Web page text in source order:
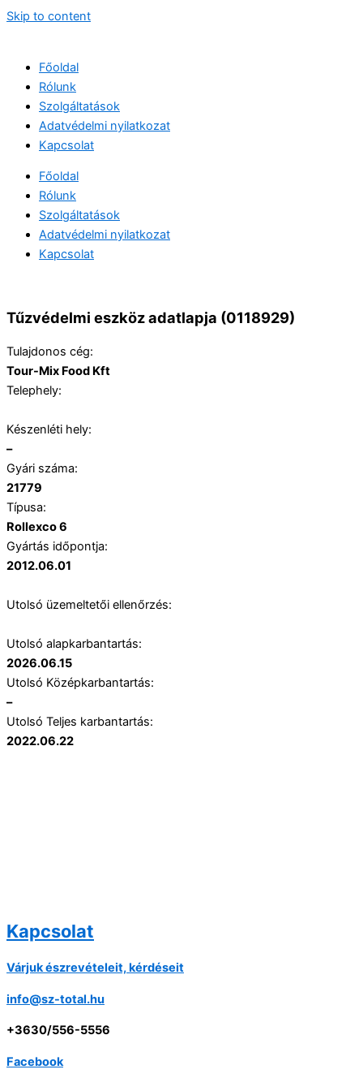
Skip to content
Főoldal
Rólunk
Szolgáltatások
Adatvédelmi nyilatkozat
Kapcsolat
Főoldal
Rólunk
Szolgáltatások
Adatvédelmi nyilatkozat
Kapcsolat
Tűzvédelmi eszköz adatlapja (0118929)
Tulajdonos cég:
Tour-Mix Food Kft
Telephely:
Készenléti hely:
–
Gyári száma:
21779
Típusa:
Rollexco 6
Gyártás időpontja:
2012.06.01
Utolsó üzemeltetői ellenőrzés:
Utolsó alapkarbantartás:
2026.06.15
Utolsó Középkarbantartás:
–
Utolsó Teljes karbantartás:
2022.06.22
Kapcsolat
Várjuk észrevételeit, kérdéseit
info@sz-total.hu
+3630/556-5556
Facebook